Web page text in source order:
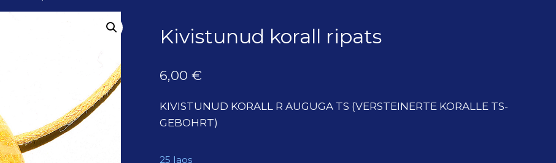
Kivistunud korall ripats
6,00 €
KIVISTUNUD KORALL R AUGUGA TS (VERSTEINERTE KORALLE TS-
GEBOHRT)
25 laos